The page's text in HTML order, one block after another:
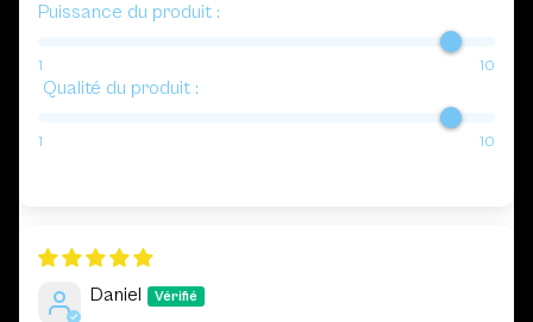
Puissance du produit :
1 10
Qualité du produit :
1 10
Daniel